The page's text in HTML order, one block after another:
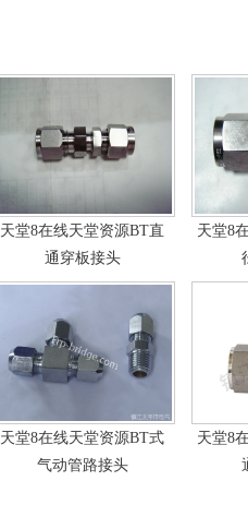
天堂8在线天堂资源BT直
通穿板接头
天堂8
天堂8在线天堂资源BT式
气动管路接头
天堂8